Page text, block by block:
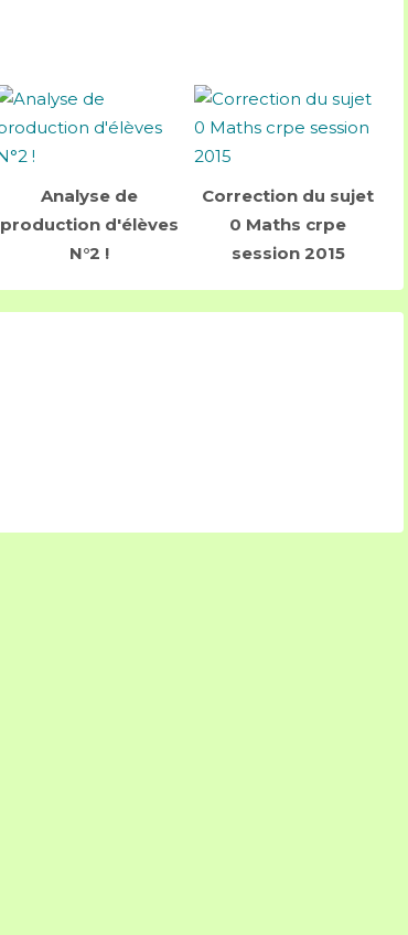
Analyse de
production d'élèves
N°2 !
Correction du sujet
0 Maths crpe
session 2015